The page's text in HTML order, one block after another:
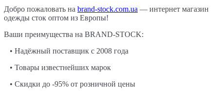
Добро пожаловать на brand-stock.com.ua — интернет магазин
одежды сток оптом из Европы!
Ваши преимущества на BRAND-STOCK:
• Надёжный поставщик с 2008 года
• Товары известнейших марок
• Скидки до -95% от розничной цены